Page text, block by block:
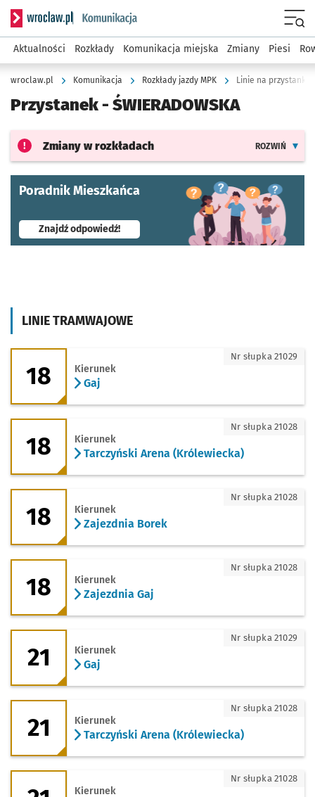
Serwis informacyjny wroclaw.pl podserwis: Komunikacja
Aktualności Rozkłady Komunikacja miejska Zmiany Piesi
wroclaw.pl Komunikacja Rozkłady jazdy MPK Linie na przystanku
Przystanek - ŚWIERADOWSKA
Zmiany w rozkładach ROZWIŃ
Poradnik Mieszkańca
Znajdź odpowiedź!- otworzy się w nowej karcie
LINIE TRAMWAJOWE
18 - kierunek Gaj
18 Kierunek
Gaj
Nr słupka 21029
18 - kierunek Tarczyński Arena
18 Kierunek
Tarczyński Arena (Królewiecka)
Nr słupka 21028
18 - kierunek Zajezdnia Borek
18 Kierunek
Zajezdnia Borek
Nr słupka 21028
18 - kierunek Zajezdnia Gaj
18 Kierunek
Zajezdnia Gaj
Nr słupka 21028
21 - kierunek Gaj
21 Kierunek
Gaj
Nr słupka 21029
21 - kierunek Tarczyński Arena
21 Kierunek
Tarczyński Arena (Królewiecka)
Nr słupka 21028
21 - kierunek Zajezdnia Gaj
Kierunek
Nr słupka 21028